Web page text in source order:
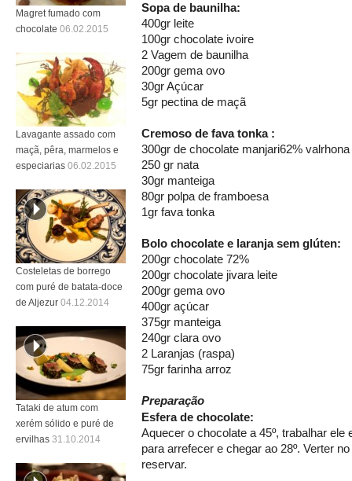
Sopa de baunilha:
400gr leite
100gr chocolate ivoire
2 Vagem de baunilha
200gr gema ovo
30gr Açúcar
5gr pectina de maçã
Cremoso de fava tonka :
300gr de chocolate manjari62% valrhona
250 gr nata
30gr manteiga
80gr polpa de framboesa
1gr fava tonka
Bolo chocolate e laranja sem glúten:
200gr chocolate 72%
200gr chocolate jivara leite
200gr gema ovo
400gr açúcar
375gr manteiga
240gr clara ovo
2 Laranjas (raspa)
75gr farinha arroz
Preparação
Esfera de chocolate:
Aquecer o chocolate a 45º, trabalhar
para arrefecer e chegar ao 28º. Verter
reservar.
Magret fumado com
chocolate 06.02.2015
Lavagante assado com
maçã, pêra, marmelos e
especiarias 06.02.2015
Costeletas de borrego
com puré de batata-doce
de Aljezur 04.12.2014
Tataki de atum com
xerém sólido e puré de
ervilhas 31.10.2014